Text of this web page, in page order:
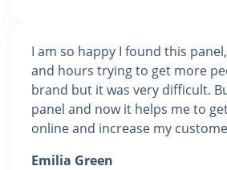
I am so happy I found this
and hours trying to get more
brand but it was very difficult.
panel and now it helps me to
online and increase my
Emilia Green